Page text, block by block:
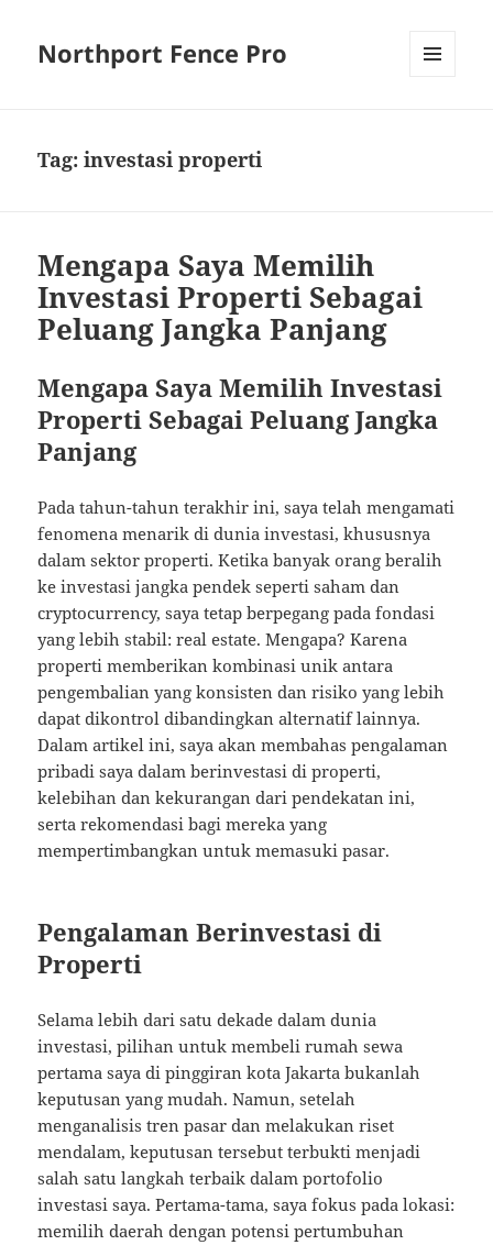
Northport Fence Pro
Tag:investasi properti
Mengapa Saya Memilih
Investasi Properti Sebagai
Peluang Jangka Panjang
Mengapa Saya Memilih Investasi
Properti Sebagai Peluang Jangka
Panjang
Pada tahun-tahun terakhir ini, saya telah mengamati
fenomena menarik di dunia investasi, khususnya
dalam sektor properti. Ketika banyak orang beralih
ke investasi jangka pendek seperti saham dan
cryptocurrency, saya tetap berpegang pada fondasi
yang lebih stabil: real estate. Mengapa? Karena
properti memberikan kombinasi unik antara
pengembalian yang konsisten dan risiko yang lebih
dapat dikontrol dibandingkan alternatif lainnya.
Dalam artikel ini, saya akan membahas pengalaman
pribadi saya dalam berinvestasi di properti,
kelebihan dan kekurangan dari pendekatan ini,
serta rekomendasi bagi mereka yang
mempertimbangkan untuk memasuki pasar.
Pengalaman Berinvestasi di
Properti
Selama lebih dari satu dekade dalam dunia
investasi, pilihan untuk membeli rumah sewa
pertama saya di pinggiran kota Jakarta bukanlah
keputusan yang mudah. Namun, setelah
menganalisis tren pasar dan melakukan riset
mendalam, keputusan tersebut terbukti menjadi
salah satu langkah terbaik dalam portofolio
investasi saya. Pertama-tama, saya fokus pada lokasi:
memilih daerah dengan potensi pertumbuhan